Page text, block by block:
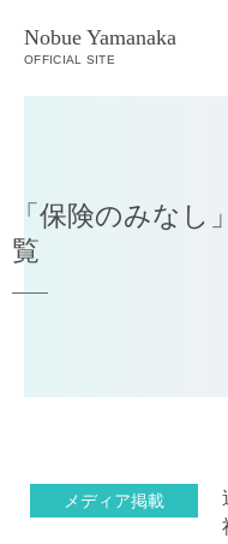
Nobue Yamanaka
OFFICIAL SITE
「保険のみな
覧
メディア掲載